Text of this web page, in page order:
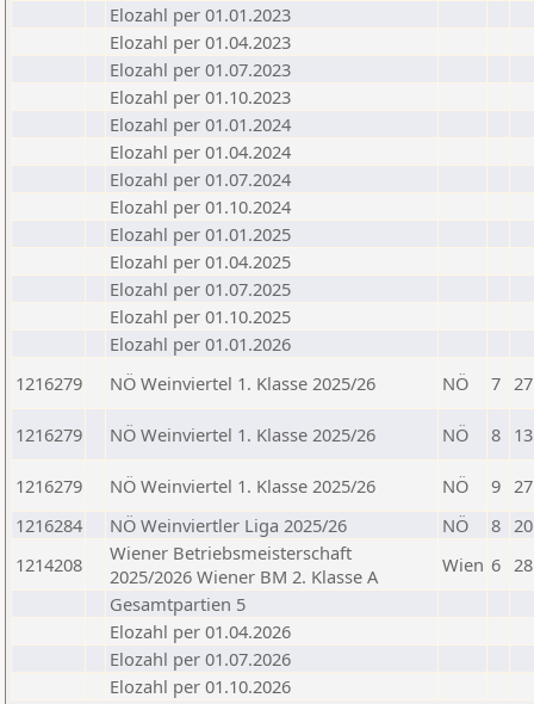
Elozahl per 01.01.2023
Elozahl per 01.04.2023
Elozahl per 01.07.2023
Elozahl per 01.10.2023
Elozahl per 01.01.2024
Elozahl per 01.04.2024
Elozahl per 01.07.2024
Elozahl per 01.10.2024
Elozahl per 01.01.2025
Elozahl per 01.04.2025
Elozahl per 01.07.2025
Elozahl per 01.10.2025
Elozahl per 01.01.2026
1216279
NÖ Weinviertel 1. Klasse 2025/26 NÖ 7
1216279 NÖ Weinviertel 1. Klasse 2025/26 NÖ 8
1216279 NÖ Weinviertel 1. Klasse 2025/26 NÖ 9
1216284
NÖ Weinviertler Liga 2025/26 NÖ 8
1214208
Wiener Betriebsmeisterschaft
2025/2026 Wiener BM 2. Klasse A
Wien 6
Gesamtpartien 5
Elozahl per 01.04.2026
Elozahl per 01.07.2026
Elozahl per 01.10.2026